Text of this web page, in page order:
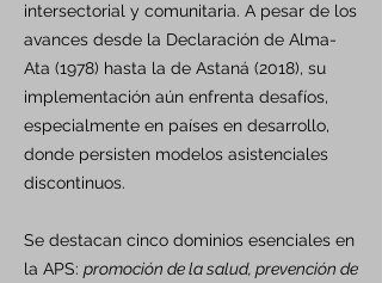
intersectorial y comunitaria. A pesar de los
avances desde la Declaración de Alma-
Ata (1978) hasta la de Astaná (2018), su
implementación aún enfrenta desafíos,
especialmente en países en desarrollo,
donde persisten modelos asistenciales
discontinuos.
Se destacan cinco dominios esenciales en
la APS: promoción de la salud, prevención de